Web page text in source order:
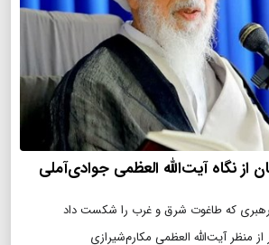
از نگاه آیت‌الله العظمی جوادی‌آملی
که طاغوت شرق و غرب را شکست داد
منظر آیت‌الله العظمی مکارم‌شیرازی